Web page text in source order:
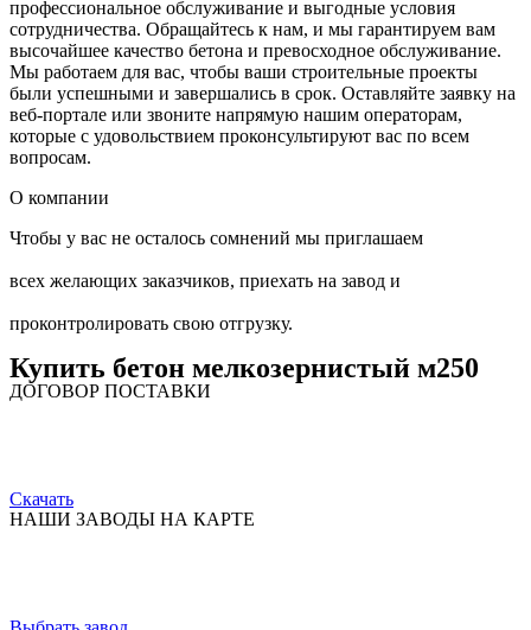
профессиональное обслуживание и выгодные условия
сотрудничества. Обращайтесь к нам, и мы гарантируем вам
высочайшее качество бетона и превосходное обслуживание.
Мы работаем для вас, чтобы ваши строительные проекты
были успешными и завершались в срок. Оставляйте заявку на
веб-портале или звоните напрямую нашим операторам,
которые с удовольствием проконсультируют вас по всем
вопросам.
О компании
Чтобы у вас не осталось сомнений мы приглашаем
всех желающих заказчиков, приехать на завод и
проконтролировать свою отгрузку.
Купить бетон мелкозернистый м250
ДОГОВОР ПОСТАВКИ
Скачать
НАШИ ЗАВОДЫ НА КАРТЕ